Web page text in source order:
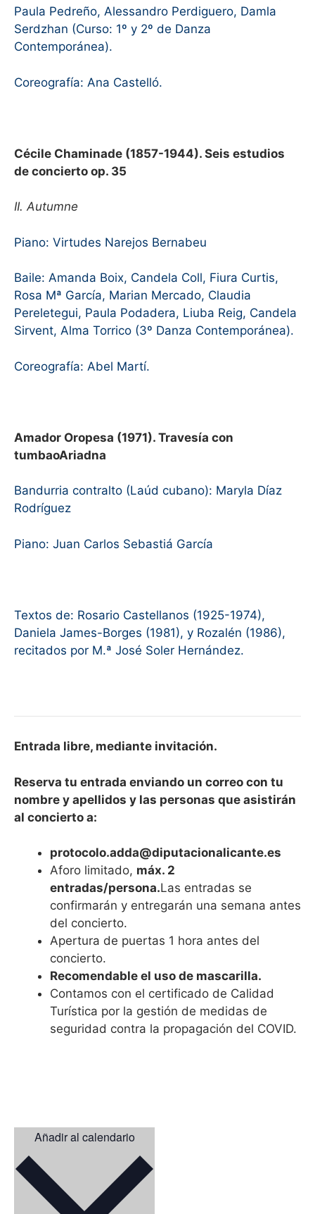
Paula Pedreño, Alessandro Perdiguero, Damla
Serdzhan (Curso: 1º y 2º de Danza
Contemporánea).
Coreografía: Ana Castelló.
Cécile Chaminade (1857-1944). Seis estudios
de concierto op. 35
II. Autumne
Piano: Virtudes Narejos Bernabeu
Baile: Amanda Boix, Candela Coll, Fiura Curtis,
Rosa Mª García, Marian Mercado, Claudia
Pereletegui, Paula Podadera, Liuba Reig, Candela
Sirvent, Alma Torrico (3º Danza Contemporánea).
Coreografía: Abel Martí.
Amador Oropesa (1971). Travesía con
tumbaoAriadna
Bandurria contralto (Laúd cubano): Maryla Díaz
Rodríguez
Piano: Juan Carlos Sebastiá García
Textos de: Rosario Castellanos (1925-1974),
Daniela James-Borges (1981), y Rozalén (1986),
recitados por M.ª José Soler Hernández.
Entrada libre, mediante invitación.
Reserva tu entrada enviando un correo con tu
nombre y apellidos y las personas que asistirán
al concierto a:
protocolo.adda@diputacionalicante.es
Aforo limitado, máx. 2
entradas/persona.Las entradas se
confirmarán y entregarán una semana antes
del concierto.
Apertura de puertas 1 hora antes del
concierto.
Recomendable el uso de mascarilla.
Contamos con el certificado de Calidad
Turística por la gestión de medidas de
seguridad contra la propagación del COVID.